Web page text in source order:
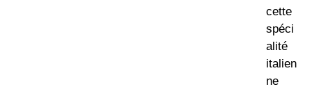
cette
spéci
alité
italien
ne